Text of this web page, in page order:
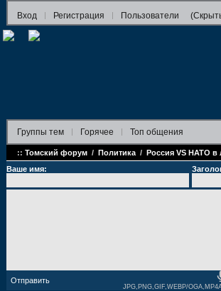
Вход Регистрация Пользователи
Группы тем Горячее Топ общения
:: Томский форум / Политика / Россия VS НАТО в
Ваше имя:
JPG,PNG,GIF,WEBP/